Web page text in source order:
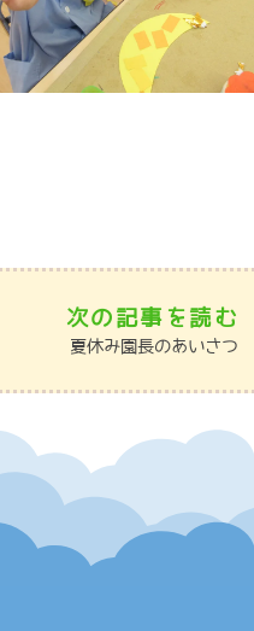
次の記事を読む
夏休み園長のあいさつ